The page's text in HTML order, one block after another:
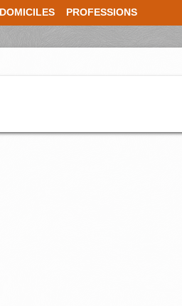
DOMICILES PROFESSIONS